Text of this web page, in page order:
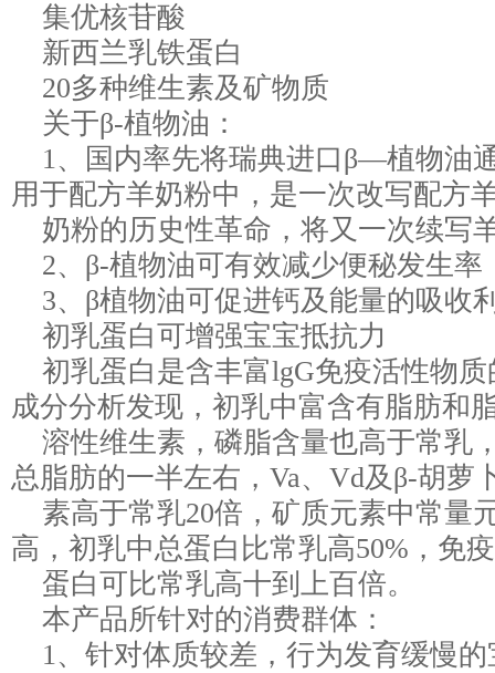
集优核苷酸
新西兰乳铁蛋白
20多种维生素及矿物质
关于β-植物油：
1、国内率先将瑞典进口β—植物油
用于配方羊奶粉中，是一次改写配方
奶粉的历史性革命，将又一次续写
2、β-植物油可有效减少便秘发生率
3、β植物油可促进钙及能量的吸收
初乳蛋白可增强宝宝抵抗力
初乳蛋白是含丰富lgG免疫活性物
成分分析发现，初乳中富含有脂肪和
溶性维生素，磷脂含量也高于常乳
总脂肪的一半左右，Va、Vd及β-胡萝
素高于常乳20倍，矿质元素中常量
高，初乳中总蛋白比常乳高50%，免
蛋白可比常乳高十到上百倍。
本产品所针对的消费群体：
1、针对体质较差，行为发育缓慢的